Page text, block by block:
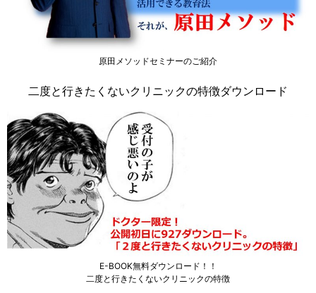
原田メソッドセミナーのご紹介
二度と行きたくないクリニックの特徴ダウンロード
E-BOOK無料ダウンロード！！
二度と行きたくないクリニックの特徴